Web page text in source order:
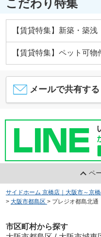
こだわり特集
【賃貸特集】新築・築浅
【賃貸特集】ペット可物
メールで共有する
ペ
サイドホーム 京橋店｜大阪市～京
> 大阪市都島区 > プレジオ都島北通
市区町村から探す